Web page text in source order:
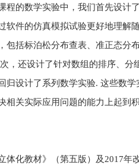
程的数学实验中，我们首先设计
软件的仿真模拟试验更好地理解
包括标泊松分布查表、准正态分
，还设计了针对数组的排序、
归设计了系列数学实验. 这些数
相关实际应用问题的能力上起到
体化教材》（第五版）及2017